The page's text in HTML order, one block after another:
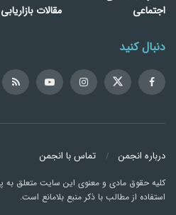
اجتماعی
مقالات
دنبال کنید
درباره انجمن تماس با انجمن
کلیه حقوق مادی و معنوی این سایت متعلق به
استفاده از مطالب با ذکر منبع بلامانع است.